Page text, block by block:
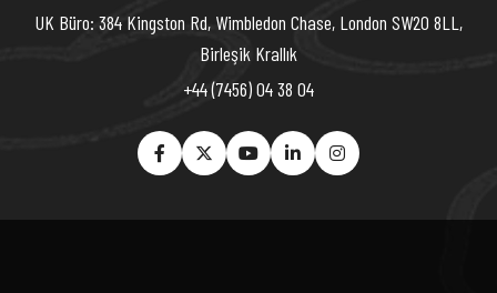
UK Büro: 384 Kingston Rd, Wimbledon Chase, London SW20 8LL,
Birleşik Krallık
+44 (7456) 04 38 04